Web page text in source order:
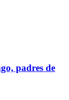
padres de